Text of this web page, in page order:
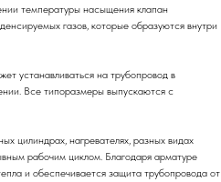
температуры насыщения клапан
газов, которые образуются внутри
устанавливаться на трубопровод в
Все типоразмеры выпускаются с
цилиндрах, нагревателях, разных видах
рабочим циклом. Благодаря арматуре
и обеспечивается защита трубопровода от